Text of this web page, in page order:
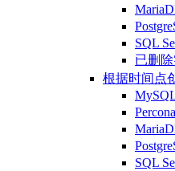
SQL
已删
根据时间点
SQL